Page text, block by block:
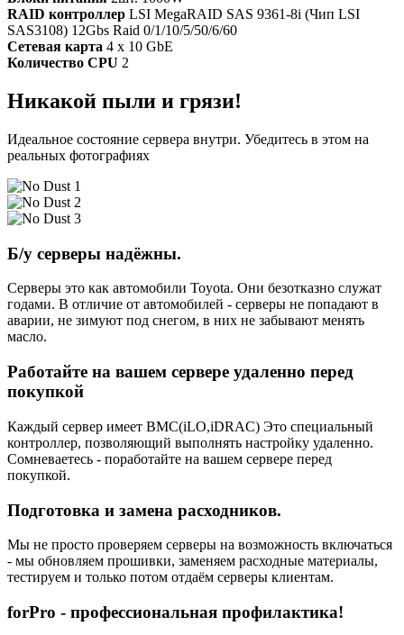
RAID контроллер LSI MegaRAID SAS 9361-8i (Чип LSI
SAS3108) 12Gbs Raid 0/1/10/5/50/6/60
Сетевая карта 4 x 10 GbE
Количество CPU 2
Никакой пыли и грязи!
Идеальное состояние сервера внутри. Убедитесь в этом на
реальных фотографиях
Б/у серверы надёжны.
Серверы это как автомобили Toyota. Они безотказно служат
годами. В отличие от автомобилей - серверы не попадают в
аварии, не зимуют под снегом, в них не забывают менять
масло.
Работайте на вашем сервере удаленно перед
покупкой
Каждый сервер имеет BMC(iLO,iDRAC) Это специальный
контроллер, позволяющий выполнять настройку удаленно.
Сомневаетесь - поработайте на вашем сервере перед
покупкой.
Подготовка и замена расходников.
Мы не просто проверяем серверы на возможность включаться
- мы обновляем прошивки, заменяем расходные материалы,
тестируем и только потом отдаём серверы клиентам.
forPro - профессиональная профилактика!